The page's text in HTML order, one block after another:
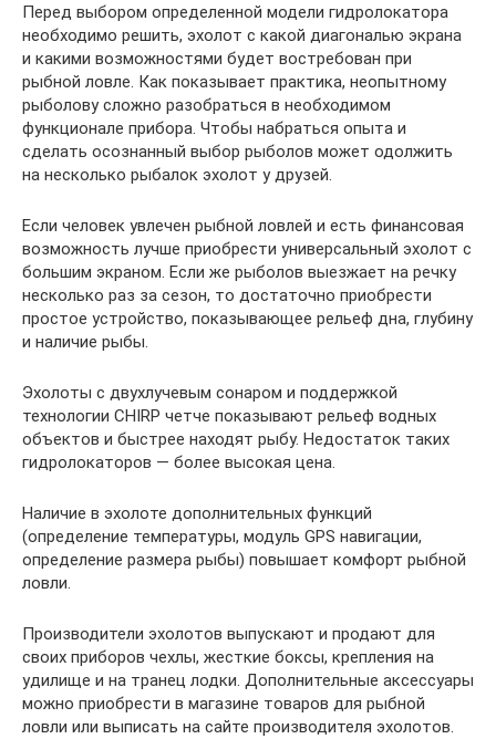
Перед выбором определенной модели гидролокатора
необходимо решить, эхолот с какой диагональю экрана
и какими возможностями будет востребован при
рыбной ловле. Как показывает практика, неопытному
рыболову сложно разобраться в необходимом
функционале прибора. Чтобы набраться опыта и
сделать осознанный выбор рыболов может одолжить
на несколько рыбалок эхолот у друзей.
Если человек увлечен рыбной ловлей и есть финансовая
возможность лучше приобрести универсальный эхолот с
большим экраном. Если же рыболов выезжает на речку
несколько раз за сезон, то достаточно приобрести
простое устройство, показывающее рельеф дна, глубину
и наличие рыбы.
Эхолоты с двухлучевым сонаром и поддержкой
технологии CHIRP четче показывают рельеф водных
объектов и быстрее находят рыбу. Недостаток таких
гидролокаторов — более высокая цена.
Наличие в эхолоте дополнительных функций
(определение температуры, модуль GPS навигации,
определение размера рыбы) повышает комфорт рыбной
ловли.
Производители эхолотов выпускают и продают для
своих приборов чехлы, жесткие боксы, крепления на
удилище и на транец лодки. Дополнительные аксессуары
можно приобрести в магазине товаров для рыбной
ловли или выписать на сайте производителя эхолотов.